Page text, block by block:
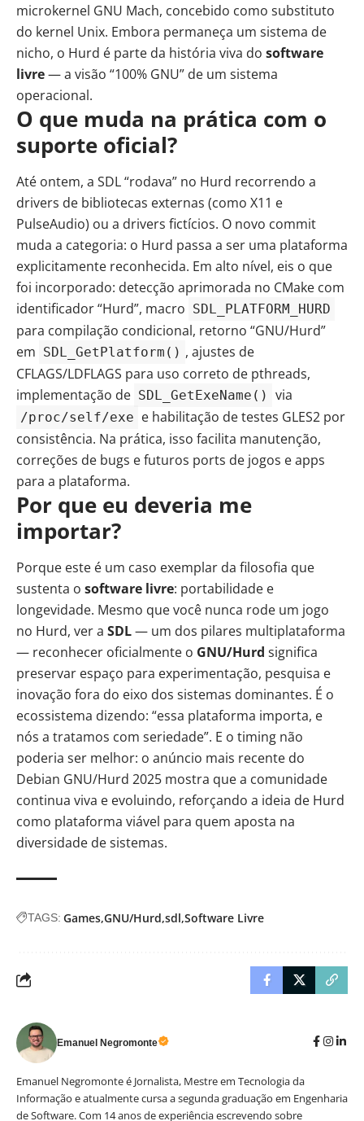
microkernel GNU Mach, concebido como substituto
do kernel Unix. Embora permaneça um sistema de
nicho, o Hurd é parte da história viva do software
livre— a visão “100% GNU” de um sistema
operacional.
O que muda na prática com o
suporte oficial?
Até ontem, a SDL “rodava” no Hurd recorrendo a
drivers de bibliotecas externas (como X11 e
PulseAudio) ou a drivers fictícios. O novo commit
muda a categoria: o Hurd passa a ser uma plataforma
explicitamente reconhecida. Em alto nível, eis o que
foi incorporado: detecção aprimorada no CMake com
identificador “Hurd”, macro SDL_PLATFORM_HURD
para compilação condicional, retorno “GNU/Hurd”
em SDL_GetPlatform() , ajustes de
CFLAGS/LDFLAGS para uso correto de pthreads,
implementação de SDL_GetExeName() via
/proc/self/exe e habilitação de testes GLES2 por
consistência. Na prática, isso facilita manutenção,
correções de bugs e futuros ports de jogos e apps
para a plataforma.
Por que eu deveria me
importar?
Porque este é um caso exemplar da filosofia que
sustenta o software livre: portabilidade e
longevidade. Mesmo que você nunca rode um jogo
no Hurd, ver a SDL— um dos pilares multiplataforma
— reconhecer oficialmente o GNU/Hurd significa
preservar espaço para experimentação, pesquisa e
inovação fora do eixo dos sistemas dominantes. É o
ecossistema dizendo: “essa plataforma importa, e
nós a tratamos com seriedade”. E o timing não
poderia ser melhor: o anúncio mais recente do
Debian GNU/Hurd 2025 mostra que a comunidade
continua viva e evoluindo, reforçando a ideia de Hurd
como plataforma viável para quem aposta na
diversidade de sistemas.
TAGS: Games GNU/Hurd sdl Software Livre
Emanuel Negromonte
Emanuel Negromonte é Jornalista, Mestre em Tecnologia da
Informação e atualmente cursa a segunda graduação em Engenharia
de Software. Com 14 anos de experiência escrevendo sobre